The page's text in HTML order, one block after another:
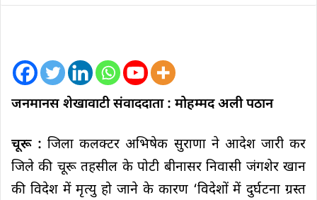
जनमानस शेखावाटी संवाददाता : मोहम्मद अली पठान
चूरू : जिला कलक्टर अभिषेक सुराणा ने आदेश जारी कर
जिले की चूरू तहसील के पोटी बीनासर निवासी जंगशेर खान
की विदेश में मृत्यु हो जाने के कारण ‘विदेशों में दुर्घटना ग्रस्त